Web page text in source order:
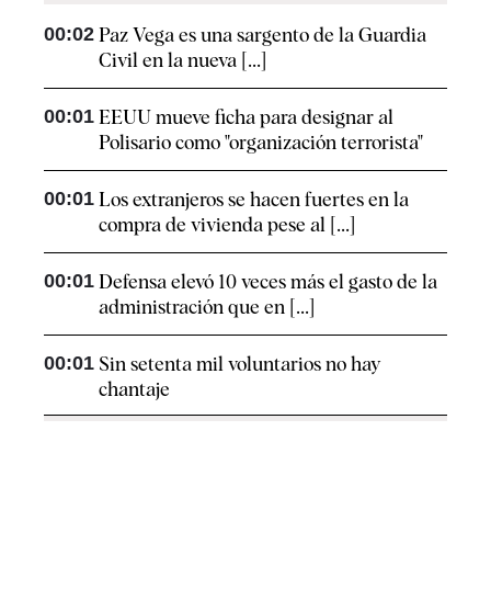
00:02 Paz Vega es una sargento de la Guardia
Civil en la nueva [...]
00:01 EEUU mueve ficha para designar al
Polisario como "organización terrorista"
00:01 Los extranjeros se hacen fuertes en la
compra de vivienda pese al [...]
00:01 Defensa elevó 10 veces más el gasto de la
administración que en [...]
00:01 Sin setenta mil voluntarios no hay
chantaje